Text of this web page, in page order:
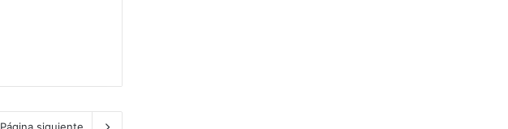
Página siguiente